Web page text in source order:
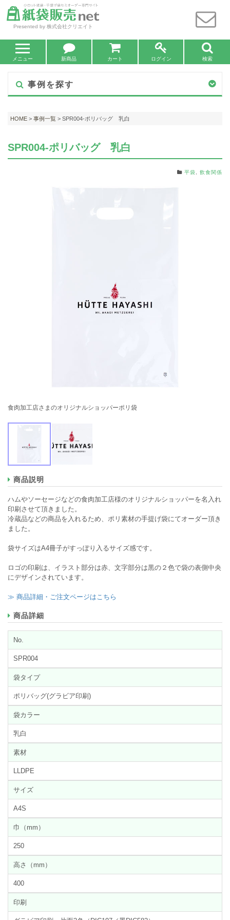
Presented by 株式会社クリエイト
メニュー 新商品 カート ログイン 検索
事例を探す
HOME > 事例一覧 > SPR004-ポリバッグ 乳白
SPR004-ポリバッグ 乳白
平袋 飲食関係
食肉加工店さまのオリジナルショッパーポリ袋
商品説明
ハムやソーセージなどの食肉加工店様のオリジナルショッパーを名入れ
印刷させて頂きました。
冷蔵品などの商品を入れるため、ポリ素材の手提げ袋にてオーダー頂き
ました。
袋サイズはA4冊子がすっぽり入るサイズ感です。
ロゴの印刷は、イラスト部分は赤、文字部分は黒の２色で袋の表側中央
にデザインされています。
≫ 商品詳細・ご注文ページはこちら
商品詳細
No.
SPR004
袋タイプ
ポリバッグ(グラビア印刷)
袋カラー
乳白
素材
LLDPE
サイズ
A4S
巾（mm）
250
高さ（mm）
400
印刷